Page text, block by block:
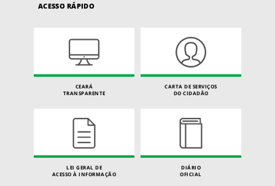
ACESSO RÁPIDO
CEARÁ
TRANSPARENTE
CARTA DE SERVIÇOS
DO CIDADÃO
LEI GERAL DE
ACESSO À INFORMAÇÃO
DIÁRIO
OFICIAL